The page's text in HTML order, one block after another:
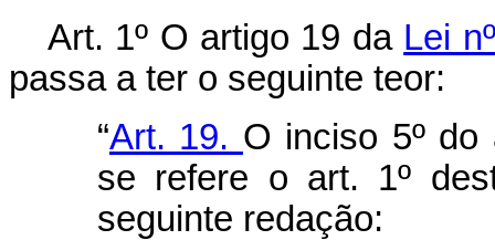
Art. 1º O artigo 19 da Lei
passa a ter o seguinte teor:
“Art. 19. O inciso 5º
se refere o art. 1º
seguinte redação: